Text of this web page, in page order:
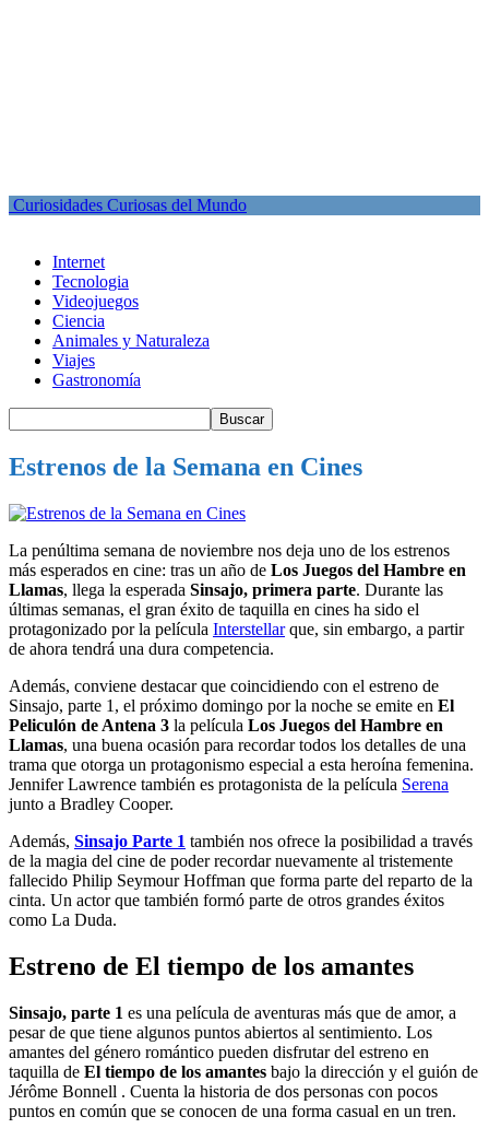
Curiosidades Curiosas del Mundo
Internet
Tecnologia
Videojuegos
Ciencia
Animales y Naturaleza
Viajes
Gastronomía
Estrenos de la Semana en Cines
La penúltima semana de noviembre nos deja uno de los estrenos
más esperados en cine: tras un año de Los Juegos del Hambre en
Llamas, llega la esperada Sinsajo, primera parte. Durante las
últimas semanas, el gran éxito de taquilla en cines ha sido el
protagonizado por la película Interstellarque, sin embargo, a partir
de ahora tendrá una dura competencia.
Además, conviene destacar que coincidiendo con el estreno de
Sinsajo, parte 1, el próximo domingo por la noche se emite en El
Peliculón de Antena 3 la película Los Juegos del Hambre en
Llamas, una buena ocasión para recordar todos los detalles de una
trama que otorga un protagonismo especial a esta heroína femenina.
Jennifer Lawrence también es protagonista de la película Serena
junto a Bradley Cooper.
Además, Sinsajo Parte 1 también nos ofrece la posibilidad a través
de la magia del cine de poder recordar nuevamente al tristemente
fallecido Philip Seymour Hoffman que forma parte del reparto de la
cinta. Un actor que también formó parte de otros grandes éxitos
como La Duda.
Estreno de El tiempo de los amantes
Sinsajo, parte 1 es una película de aventuras más que de amor, a
pesar de que tiene algunos puntos abiertos al sentimiento. Los
amantes del género romántico pueden disfrutar del estreno en
taquilla de El tiempo de los amantes bajo la dirección y el guión de
Jérôme Bonnell . Cuenta la historia de dos personas con pocos
puntos en común que se conocen de una forma casual en un tren.